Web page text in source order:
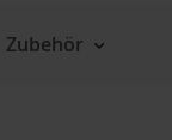
Zubehör